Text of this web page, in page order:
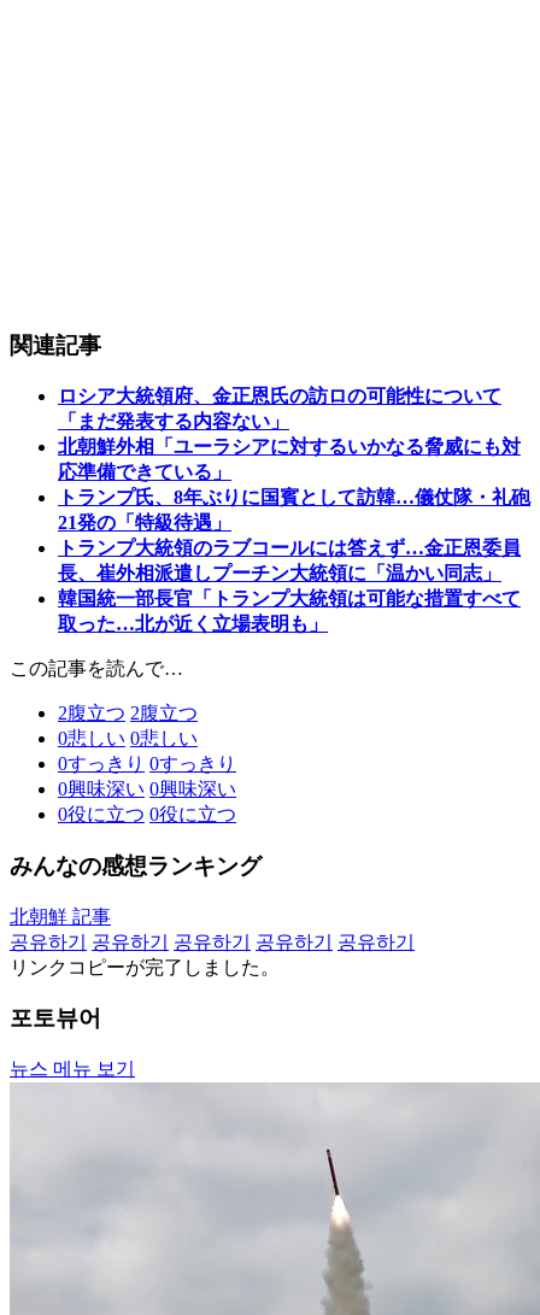
関連記事
ロシア大統領府、金正恩氏の訪ロの可能性について
「まだ発表する内容ない」
北朝鮮外相「ユーラシアに対するいかなる脅威にも対
応準備できている」
トランプ氏、8年ぶりに国賓として訪韓…儀仗隊・礼砲
21発の「特級待遇」
トランプ大統領のラブコールには答えず…金正恩委員
長、崔外相派遣しプーチン大統領に「温かい同志」
韓国統一部長官「トランプ大統領は可能な措置すべて
取った…北が近く立場表明も」
この記事を読んで…
2腹立つ 2腹立つ
0悲しい 0悲しい
0すっきり 0すっきり
0興味深い 0興味深い
0役に立つ 0役に立つ
みんなの感想ランキング
北朝鮮 記事
공유하기
공유하기 공유하기 공유하기
공유하기
リンクコピーが完了しました。
포토뷰어
뉴스 메뉴 보기